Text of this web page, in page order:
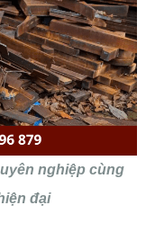
nghiệp cùng
đại